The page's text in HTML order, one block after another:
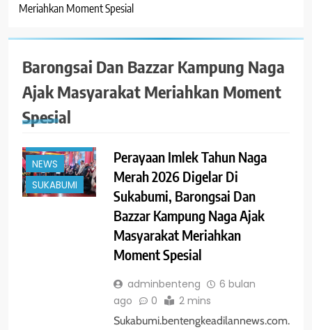
Meriahkan Moment Spesial
Barongsai Dan Bazzar Kampung Naga
Ajak Masyarakat Meriahkan Moment
Spesial
#TRENDING
EVENT
NEWS
SUKABUMI
Perayaan Imlek Tahun Naga
Merah 2026 Digelar Di
Sukabumi, Barongsai Dan
Bazzar Kampung Naga Ajak
Masyarakat Meriahkan
Moment Spesial
adminbenteng
6 bulan
ago
0 2 mins
Sukabumi.bentengkeadilannews.com.